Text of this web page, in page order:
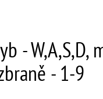
- W,A,S,D,
- 1-9